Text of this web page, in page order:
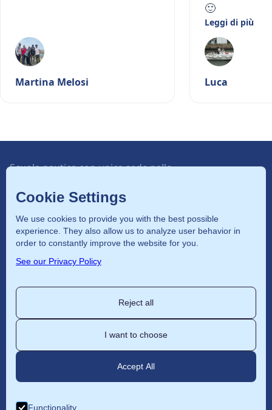
Martina Melosi
🙂
Leggi di più
Luca
Scuola nautica con unica sede nella
Provincia di Roma.
Home
Patente nautica
Corsi
Libro didattico
Cookie Settings
We use cookies to provide you with the best possible
experience. They also allow us to analyze user behavior in
order to constantly improve the website for you.
See our Privacy Policy
Reject all
I want to choose
Accept All
Functionality